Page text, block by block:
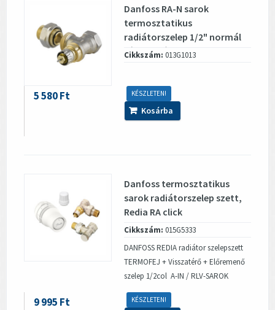
Danfoss RA-N sarok
termosztatikus
radiátorszelep 1/2" normál
térfogatáram, DN 15
Cikkszám: 013G1013
KÉSZLETEN!
5 580 Ft
Kosárba
Danfoss termosztatikus
sarok radiátorszelep szett,
Redia RA click
Cikkszám: 015G5333
DANFOSS REDIA radiátor szelepszett
TERMOFEJ + Visszatérő + Előremenő
szelep 1/2col A-IN / RLV-SAROK
KÉSZLETEN!
9 995 Ft